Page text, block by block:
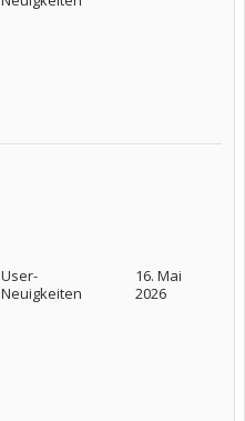
User-
Neuigkeiten
16. Mai
2026